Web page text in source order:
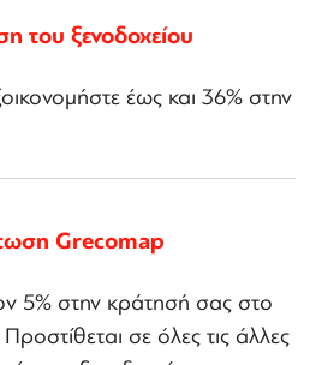
του ξενοδοχείου
έως και 36% στην
Grecomap
5% στην κράτησή σας στο
σε όλες τις άλλες